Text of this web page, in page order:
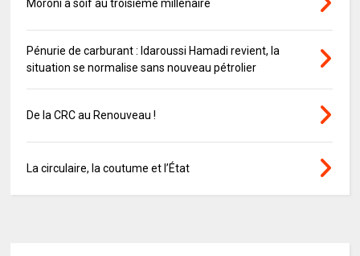
Moroni a soif au troisième millénaire
Pénurie de carburant : Idaroussi Hamadi revient, la
situation se normalise sans nouveau pétrolier
De la CRC au Renouveau !
La circulaire, la coutume et l’État